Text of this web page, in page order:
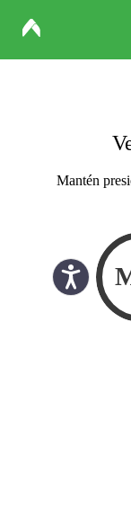
Mantén